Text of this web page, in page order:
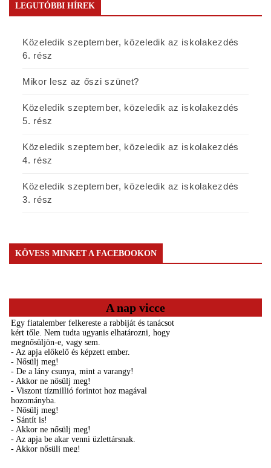
LEGUTÓBBI HÍREK
Közeledik szeptember, közeledik az iskolakezdés
6. rész
Mikor lesz az őszi szünet?
Közeledik szeptember, közeledik az iskolakezdés
5. rész
Közeledik szeptember, közeledik az iskolakezdés
4. rész
Közeledik szeptember, közeledik az iskolakezdés
3. rész
KÖVESS MINKET A FACEBOOKON
A nap vicce